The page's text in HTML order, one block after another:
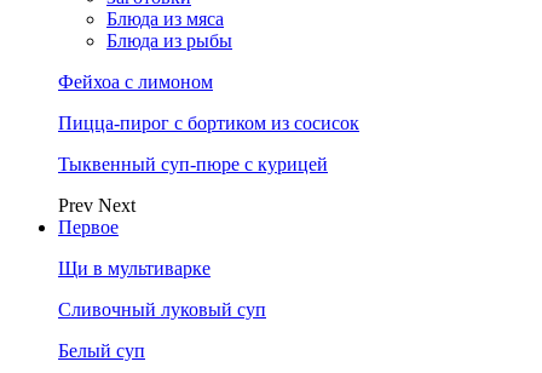
Блюда из мяса
Блюда из рыбы
Фейхоа с лимоном
Пицца-пирог с бортиком из сосисок
Тыквенный суп-пюре с курицей
Prev Next
Первое
Щи в мультиварке
Сливочный луковый суп
Белый суп